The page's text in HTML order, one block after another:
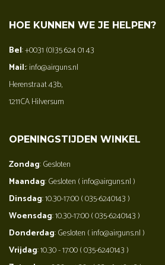
HOE KUNNEN WE JE HELPEN?
Bel: +0031 (0)35 624 01 43
Mail:: info@airguns.nl
Herenstraat 43b,
1211CA Hilversum
OPENINGSTIJDEN WINKEL
Zondag: Gesloten
Maandag: Gesloten ( info@airguns.nl )
Dinsdag: 10.30-17:00 ( 035-6240143 )
Woensdag: 10.30-17:00 ( 035-6240143 )
Donderdag: Gesloten ( info@airguns.nl )
Vrijdag: 10.30 - 17:00 ( 035-6240143 )